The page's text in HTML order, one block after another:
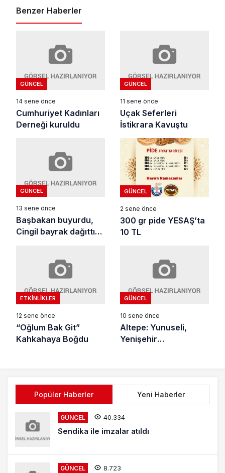
Benzer Haberler
GÜNCEL
14 sene önce
Cumhuriyet Kadınları
Derneği kuruldu
GÜNCEL
11 sene önce
Uçak Seferleri
İstikrara Kavuştu
GÜNCEL
13 sene önce
Başbakan buyurdu,
Cingil bayrak dağıttı…
GÜNCEL
2 sene önce
300 gr pide YESAŞ’ta
10 TL
ETKINLIKLER
12 sene önce
“Oğlum Bak Git”
Kahkahaya Boğdu
GÜNCEL
10 sene önce
Altepe: Yunuseli,
Yenişehir
Popüler Haberler Yeni Haberler
GÜNCEL 40.334
Sendika ile imzalar atıldı
GÜNCEL 8.723